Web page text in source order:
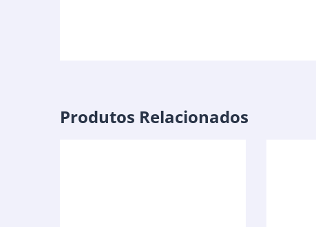
Produtos Relacionados